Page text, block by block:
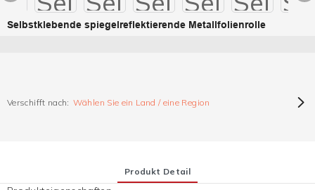
Selbstklebende spiegelreflektierende Metallfolienrolle
Verschifft nach: Wählen Sie ein Land / eine Region
Produkt Detail